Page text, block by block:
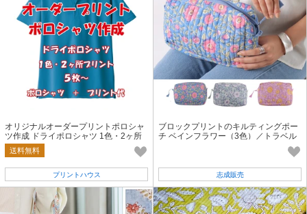
オリジナルオーダープリントポロシャ
ツ作成 ドライポロシャツ 1色・2ヶ所
プリント オリジナル オーダーポロ
送料無料
プリントハウス
ブロックプリントのキルティングポー
チ ベインフラワー（3色）／トラベル
志成販売